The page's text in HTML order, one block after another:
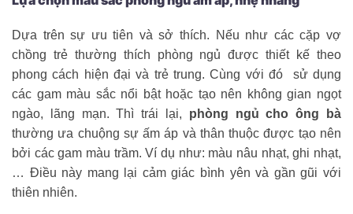
Dựa trên sự ưu tiên và sở thích. Nếu như các cặp vợ
chồng trẻ thường thích phòng ngủ được thiết kế theo
phong cách hiện đại và trẻ trung. Cùng với đó sử dụng
các gam màu sắc nổi bật hoặc tạo nên không gian ngọt
ngào, lãng mạn. Thì trái lại, phòng ngủ cho ông bà
thường ưa chuộng sự ấm áp và thân thuộc được tạo nên
bởi các gam màu trầm. Ví dụ như: màu nâu nhạt, ghi nhạt,
… Điều này mang lại cảm giác bình yên và gần gũi với
thiên nhiên.